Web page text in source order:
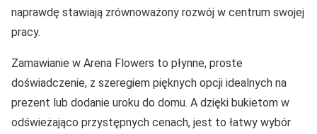
naprawdę stawiają zrównoważony rozwój w centrum swojej
pracy.
Zamawianie w Arena Flowers to płynne, proste
doświadczenie, z szeregiem pięknych opcji idealnych na
prezent lub dodanie uroku do domu. A dzięki bukietom w
odświeżająco przystępnych cenach, jest to łatwy wybór